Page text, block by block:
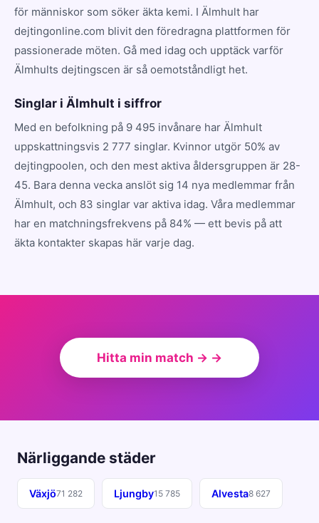
för människor som söker äkta kemi. I Älmhult har
dejtingonline.com blivit den föredragna plattformen för
passionerade möten. Gå med idag och upptäck varför
Älmhults dejtingscen är så oemotståndligt het.
Singlar i Älmhult i siffror
Med en befolkning på 9 495 invånare har Älmhult
uppskattningsvis 2 777 singlar. Kvinnor utgör 50% av
dejtingpoolen, och den mest aktiva åldersgruppen är 28-
45. Bara denna vecka anslöt sig 14 nya medlemmar från
Älmhult, och 83 singlar var aktiva idag. Våra medlemmar
har en matchningsfrekvens på 84% — ett bevis på att
äkta kontakter skapas här varje dag.
Hitta min match → →
Närliggande städer
Växjö71 282 Ljungby15 785 Alvesta8 627